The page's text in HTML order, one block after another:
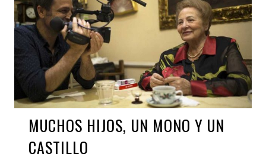
MUCHOS HIJOS, UN MONO Y UN
CASTILLO